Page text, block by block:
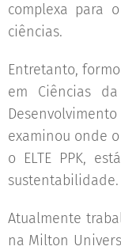
complexa para
ciências.
Entretanto,
em Ciências da
examinou onde
o ELTE PPK,
sustentabilidade.
Atualmente
na Milton